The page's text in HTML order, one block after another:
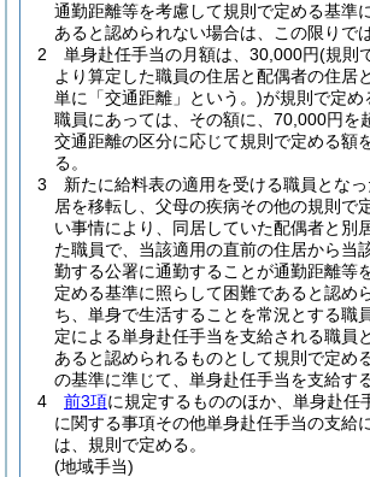
通勤距離等を考慮して規則で定める基準
あると認められない場合は、この限りで
2
単身赴任手当の月額は、30,000円(規則
より算定した職員の住居と配偶者の住居
単に「交通距離」という。)が規則で定め
職員にあっては、その額に、70,000円を
交通距離の区分に応じて規則で定める額
る。
3
新たに給料表の適用を受ける職員とな
居を移転し、父母の疾病その他の規則で
い事情により、同居していた配偶者と別
た職員で、当該適用の直前の住居から当
勤する公署に通勤することが通勤距離等
定める基準に照らして困難であると認め
ち、単身で生活することを常況とする職
定による単身赴任手当を支給される職員
あると認められるものとして規則で定め
の基準に準じて、単身赴任手当を支給する
4
前3項に規定するもののほか、単身赴任
に関する事項その他単身赴任手当の支給
は、規則で定める。
(地域手当)